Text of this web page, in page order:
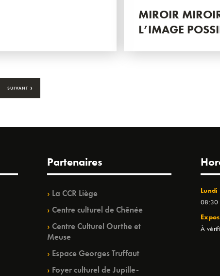
MIROIR
L’IMAGE
SUIVANT ›
Partenaires
La CCR Liège
Centre culturel de Chênée
Centre Culturel Ourthe et
Meuse
Espace Georges Truffaut
Foyer culturel de Jupille-
Lundi
08:30
À